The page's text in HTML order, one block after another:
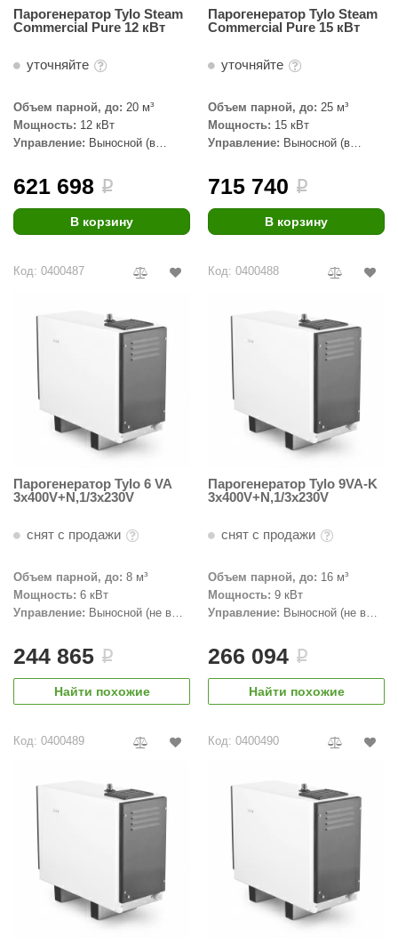
Термо
печи
тепла
камень
камень
ecology
Парогенератор Tylo Steam
Commercial Pure 12 кВт
уточняйте
Объем парной, до: 20 м³
Мощность: 12 кВт
Управление: Выносной (в
621 698 i
В корзину
Парогенератор Tylo Steam
Commercial Pure 15 кВт
уточняйте
Объем парной, до: 25 м³
Мощность: 15 кВт
Управление: Выносной (в
715 740 i
В корзину
Код: 0400487
Парогенератор Tylo 6 VA
3x400V+N,1/3x230V
снят с продажи
Объем парной, до: 8 м³
Мощность: 6 кВт
Управление: Выносной (не в
244 865 i
Найти похожие
Код: 0400488
Парогенератор Tylo 9VA-K
3x400V+N,1/3x230V
снят с продажи
Объем парной, до: 16 м³
Мощность: 9 кВт
Управление: Выносной (не в
266 094 i
Найти похожие
Код: 0400489 Код: 0400490